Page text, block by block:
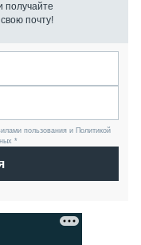
получайте
почту!
пользования и Политикой
*